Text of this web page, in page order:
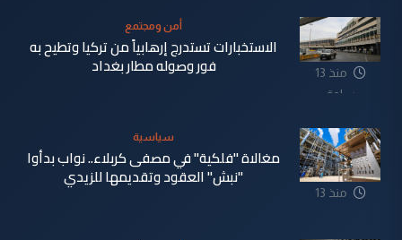
منذ 13
ساعة
أمن ومجتمع
الاستخبارات تستدرج إرهابياً من تركيا وتطيح به
فور وصوله مطار بغداد
منذ 13
سياسية
مغالاة "فلكية" في مصفى كربلاء.. نواب بدأوا
"نبش" العقود وتقديمها للزيدي